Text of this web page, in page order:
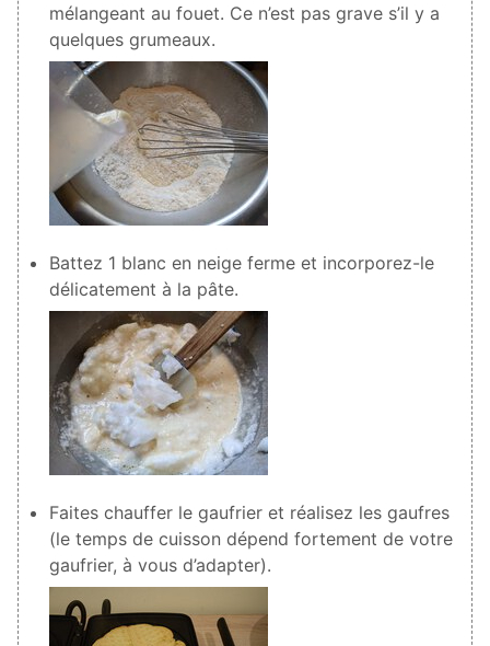
mélangeant au fouet. Ce n’est pas grave s’il y a
quelques grumeaux.
Battez 1 blanc en neige ferme et incorporez-le
délicatement à la pâte.
Faites chauffer le gaufrier et réalisez les gaufres
(le temps de cuisson dépend fortement de votre
gaufrier, à vous d’adapter).